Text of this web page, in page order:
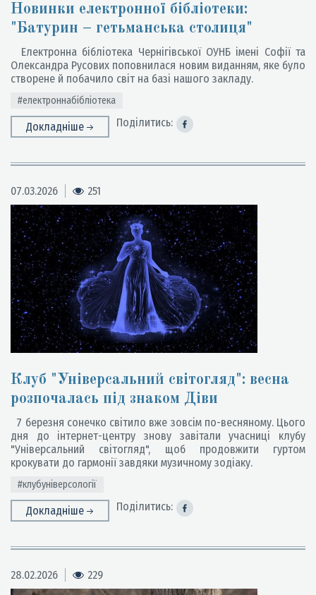
Новинки електронної бібліотеки:
"Батурин – гетьманська столиця"
Електронна бібліотека Чернігівської ОУНБ імені Софії та
Олександра Русових поповнилася новим виданням, яке було
створене й побачило світ на базі нашого закладу.
#електроннабібліотека
Докладніше Поділитись:
07.03.2026 251
Клуб "Універсальний світогляд": весна
розпочалась під знаком Діви
7 березня сонечко світило вже зовсім по-весняному. Цього
дня до інтернет-центру знову завітали учасниці клубу
"Універсальний світогляд", щоб продовжити гуртом
крокувати до гармонії завдяки музичному зодіаку.
#клубуніверсології
Докладніше Поділитись:
28.02.2026 229